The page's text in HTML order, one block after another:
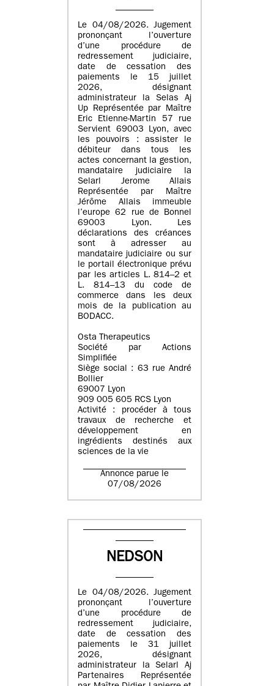
Le 04/08/2026. Jugement
prononçant l’ouverture
d’une procédure de
redressement judiciaire,
date de cessation des
paiements le 15 juillet
2026, désignant
administrateur la Selas Aj
Up Représentée par Maître
Eric Etienne-Martin 57 rue
Servient 69003 Lyon, avec
les pouvoirs : assister le
débiteur dans tous les
actes concernant la gestion,
mandataire judiciaire la
Selarl Jerome Allais
Représentée par Maître
Jérôme Allais immeuble
l’europe 62 rue de Bonnel
69003 Lyon. Les
déclarations des créances
sont à adresser au
mandataire judiciaire ou sur
le portail électronique prévu
par les articles L. 814–2 et
L. 814–13 du code de
commerce dans les deux
mois de la publication au
BODACC.
Osta Therapeutics
Société par Actions
Simplifiée
Siège social : 63 rue André
Bollier
69007 Lyon
909 005 605 RCS Lyon
Activité : procéder à tous
travaux de recherche et
développement en
ingrédients destinés aux
sciences de la vie
Annonce parue le
07/08/2026
NEDSON
Le 04/08/2026. Jugement
prononçant l’ouverture
d’une procédure de
redressement judiciaire,
date de cessation des
paiements le 31 juillet
2026, désignant
administrateur la Selarl Aj
Partenaires Représentée